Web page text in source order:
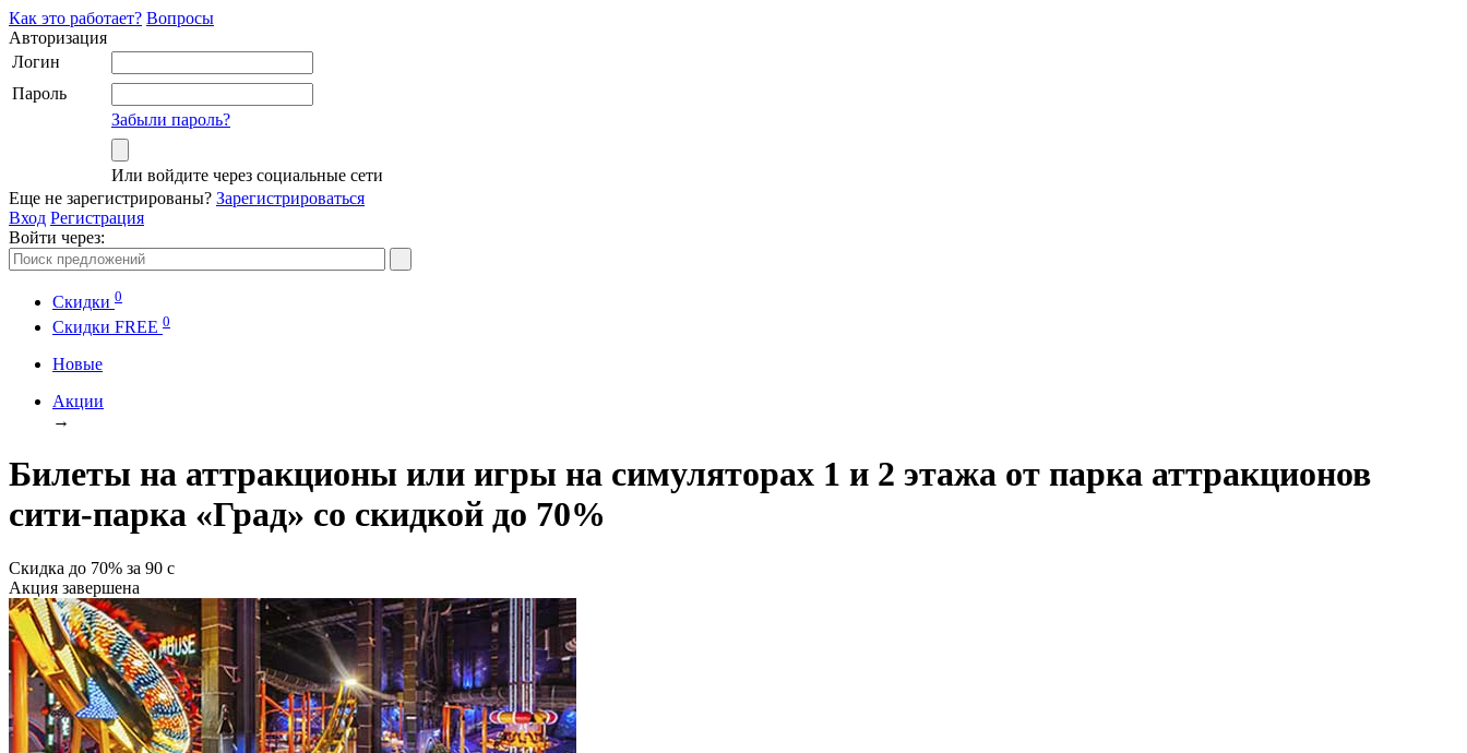
Как это работает? Вопросы
Авторизация
Логин
Пароль
Забыли пароль?
Или войдите через социальные сети
Еще не зарегистрированы? Зарегистрироваться
Вход Регистрация
Войти через:
Скидки 0
Cкидки FREE 0
Новые
Акции
→
Билеты на аттракционы или игры на симуляторах 1 и 2 этажа от парка аттракционов
сити-парка «Град» со скидкой до 70%
Скидка до 70% за 90 c
Акция завершена